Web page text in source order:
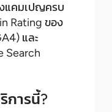
แคมเปญครบ
Rating ของ
และ
Search
การนี้?